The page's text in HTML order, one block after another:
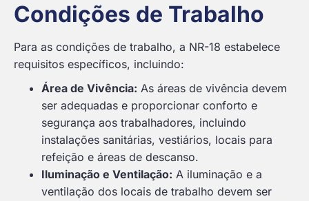
Condições de Trabalho
Para as condições de trabalho, a NR-18 estabelece
requisitos específicos, incluindo:
Área de Vivência: As áreas de vivência devem
ser adequadas e proporcionar conforto e
segurança aos trabalhadores, incluindo
instalações sanitárias, vestiários, locais para
refeição e áreas de descanso.
Iluminação e Ventilação: A iluminação e a
ventilação dos locais de trabalho devem ser